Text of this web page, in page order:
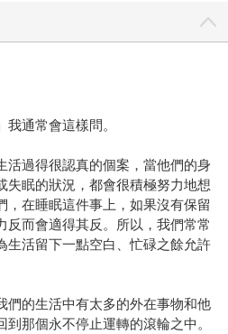
我通常會這樣問。
活過得很認真的個案，當他們的身
失眠的狀況，都會很積極努力地想
，在睡眠這件事上，如果沒有保留
反而會適得其反。所以，我們常常
生活留下一點空白、忙碌之餘允許
們的生活中有太多的外在事物和他
那個永不停止運轉的滾輪之中。